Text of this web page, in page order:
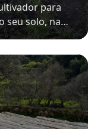
para
seu solo, na…